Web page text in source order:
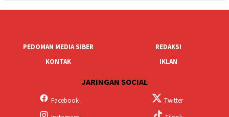
PEDOMAN MEDIA SIBER
REDAKSI
KONTAK
IKLAN
JARINGAN SOCIAL
Facebook
Twitter